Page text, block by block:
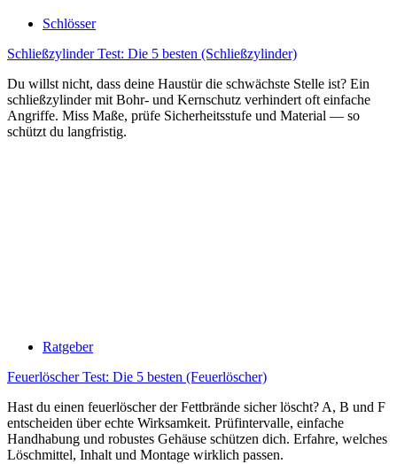
Schlösser
Schließzylinder Test: Die 5 besten (Schließzylinder)
Du willst nicht, dass deine Haustür die schwächste Stelle ist? Ein
schließzylinder mit Bohr- und Kernschutz verhindert oft einfache
Angriffe. Miss Maße, prüfe Sicherheitsstufe und Material — so
schützt du langfristig.
Ratgeber
Feuerlöscher Test: Die 5 besten (Feuerlöscher)
Hast du einen feuerlöscher der Fettbrände sicher löscht? A, B und F
entscheiden über echte Wirksamkeit. Prüfintervalle, einfache
Handhabung und robustes Gehäuse schützen dich. Erfahre, welches
Löschmittel, Inhalt und Montage wirklich passen.